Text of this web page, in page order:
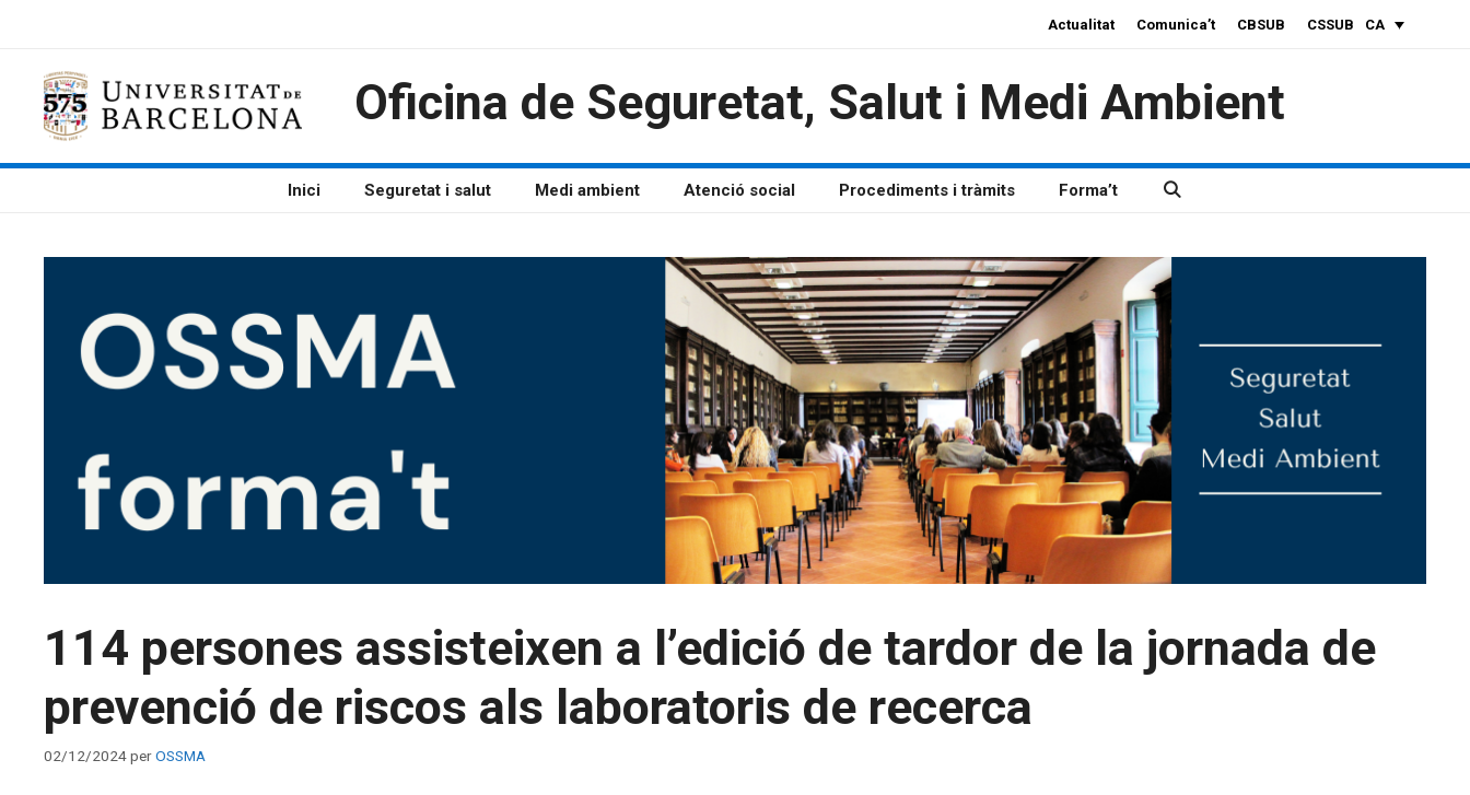
CA
Actualitat Comunica’t CBSUB CSSUB
Oficina de Seguretat, Salut i Medi Ambient
Inici Seguretat i salut Medi ambient Atenció social Procediments i tràmits Forma’t
114 persones assisteixen a l’edició de tardor de la jornada de
prevenció de riscos als laboratoris de recerca
02/12/2024perOSSMA